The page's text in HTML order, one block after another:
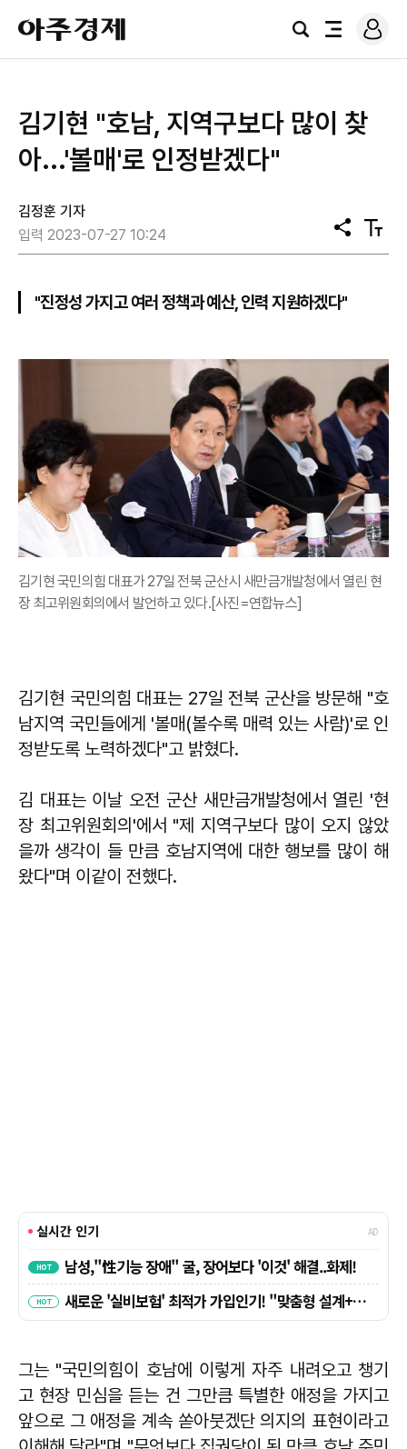
아
주
경
검
전
로
그
​김기현 "호남, 지역구보다 많이 찾
아...'볼매'로 인정받겠다"
김정훈 기자
입력 2023-07-27 10:24
공
유
텍
스
"진정성 가지고 여러 정책과 예산, 인력 지원하겠다"
김기현 국민의힘 대표가 27일 전북 군산시 새만금개발청에서 열린 현
장 최고위원회의에서 발언하고 있다.[사진=연합뉴스]
김기현 국민의힘 대표는 27일 전북 군산을 방문해 "호
남지역 국민들에게 '볼매(볼수록 매력 있는 사람)'로 인
정받도록 노력하겠다"고 밝혔다.
김 대표는 이날 오전 군산 새만금개발청에서 열린 '현
장 최고위원회의'에서 "제 지역구보다 많이 오지 않았
을까 생각이 들 만큼 호남지역에 대한 행보를 많이 해
왔다"며 이같이 전했다.
그는 "국민의힘이 호남에 이렇게 자주 내려오고 챙기
고 현장 민심을 듣는 건 그만큼 특별한 애정을 가지고
앞으로 그 애정을 계속 쏟아붓겠단 의지의 표현이라고